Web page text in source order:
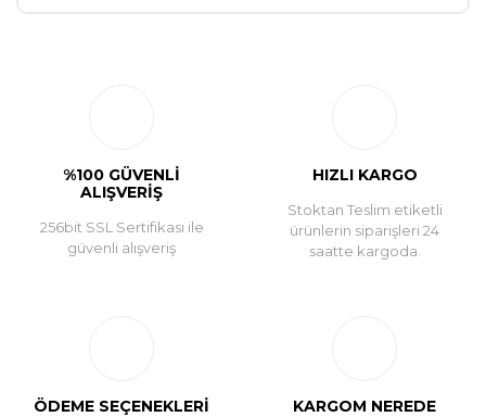
%100 GÜVENLİ
ALIŞVERİŞ
256bit SSL Sertifikası ile
güvenli alışveriş
HIZLI KARGO
Stoktan Teslim etiketli
ürünlerin siparişleri 24
saatte kargoda.
ÖDEME SEÇENEKLERİ KARGOM NEREDE